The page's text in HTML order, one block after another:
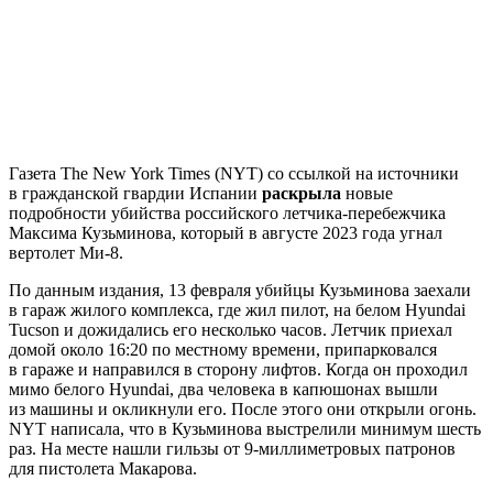
Газета The New York Times (NYT) со ссылкой на источники
в гражданской гвардии Испании раскрыла новые
подробности убийства российского летчика-перебежчика
Максима Кузьминова, который в августе 2023 года угнал
вертолет Ми-8.
По данным издания, 13 февраля убийцы Кузьминова заехали
в гараж жилого комплекса, где жил пилот, на белом Hyundai
Tucson и дожидались его несколько часов. Летчик приехал
домой около 16:20 по местному времени, припарковался
в гараже и направился в сторону лифтов. Когда он проходил
мимо белого Hyundai, два человека в капюшонах вышли
из машины и окликнули его. После этого они открыли огонь.
NYT написала, что в Кузьминова выстрелили минимум шесть
раз. На месте нашли гильзы от 9-миллиметровых патронов
для пистолета Макарова.